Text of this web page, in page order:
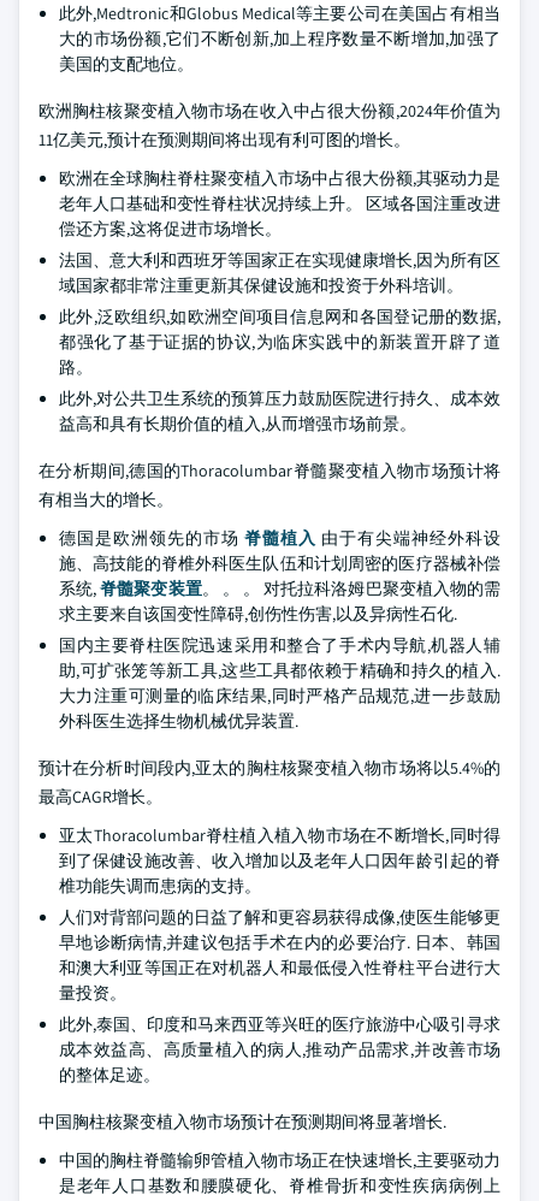
此外,Medtronic和Globus Medical等主要公司在美国占有相当
大的市场份额,它们不断创新,加上程序数量不断增加,加强了
美国的支配地位。
欧洲胸柱核聚变植入物市场在收入中占很大份额,2024年价值为
11亿美元,预计在预测期间将出现有利可图的增长。
欧洲在全球胸柱脊柱聚变植入市场中占很大份额,其驱动力是
老年人口基础和变性脊柱状况持续上升。 区域各国注重改进
偿还方案,这将促进市场增长。
法国、意大利和西班牙等国家正在实现健康增长,因为所有区
域国家都非常注重更新其保健设施和投资于外科培训。
此外,泛欧组织,如欧洲空间项目信息网和各国登记册的数据,
都强化了基于证据的协议,为临床实践中的新装置开辟了道
路。
此外,对公共卫生系统的预算压力鼓励医院进行持久、成本效
益高和具有长期价值的植入,从而增强市场前景。
在分析期间,德国的Thoracolumbar脊髓聚变植入物市场预计将
有相当大的增长。
德国是欧洲领先的市场脊髓植入 由于有尖端神经外科设
施、高技能的脊椎外科医生队伍和计划周密的医疗器械补偿
系统,脊髓聚变装置。 。 。 对托拉科洛姆巴聚变植入物的需
求主要来自该国变性障碍,创伤性伤害,以及异病性石化.
国内主要脊柱医院迅速采用和整合了手术内导航,机器人辅
助,可扩张笼等新工具,这些工具都依赖于精确和持久的植入.
大力注重可测量的临床结果,同时严格产品规范,进一步鼓励
外科医生选择生物机械优异装置.
预计在分析时间段内,亚太的胸柱核聚变植入物市场将以5.4%的
最高CAGR增长。
亚太Thoracolumbar脊柱植入植入物市场在不断增长,同时得
到了保健设施改善、收入增加以及老年人口因年龄引起的脊
椎功能失调而患病的支持。
人们对背部问题的日益了解和更容易获得成像,使医生能够更
早地诊断病情,并建议包括手术在内的必要治疗. 日本、韩国
和澳大利亚等国正在对机器人和最低侵入性脊柱平台进行大
量投资。
此外,泰国、印度和马来西亚等兴旺的医疗旅游中心吸引寻求
成本效益高、高质量植入的病人,推动产品需求,并改善市场
的整体足迹。
中国胸柱核聚变植入物市场预计在预测期间将显著增长.
中国的胸柱脊髓输卵管植入物市场正在快速增长,主要驱动力
是老年人口基数和腰膜硬化、脊椎骨折和变性疾病病例上